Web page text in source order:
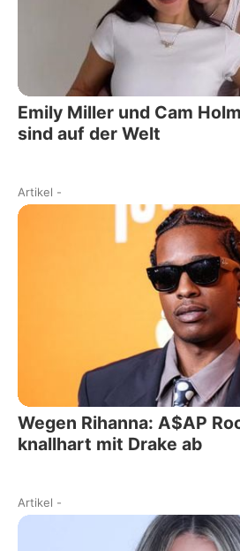
Emily Miller und Cam
sind auf der Welt
Artikel -
Wegen Rihanna: A$AP
knallhart mit Drake ab
Artikel -